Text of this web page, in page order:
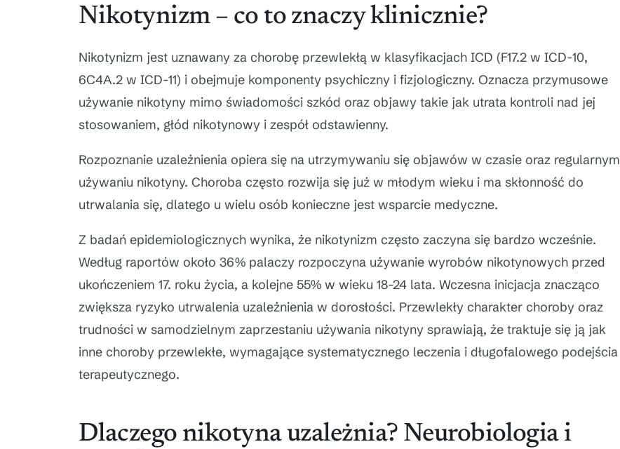
Nikotynizm – co to znaczy klinicznie?
Nikotynizm jest uznawany za chorobę przewlekłą w klasyfikacjach ICD (F17.2 w ICD-10,
6C4A.2 w ICD-11) i obejmuje komponenty psychiczny i fizjologiczny. Oznacza przymusowe
używanie nikotyny mimo świadomości szkód oraz objawy takie jak utrata kontroli nad jej
stosowaniem, głód nikotynowy i zespół odstawienny.
Rozpoznanie uzależnienia opiera się na utrzymywaniu się objawów w czasie oraz regularnym
używaniu nikotyny. Choroba często rozwija się już w młodym wieku i ma skłonność do
utrwalania się, dlatego u wielu osób konieczne jest wsparcie medyczne.
Z badań epidemiologicznych wynika, że nikotynizm często zaczyna się bardzo wcześnie.
Według raportów około 36% palaczy rozpoczyna używanie wyrobów nikotynowych przed
ukończeniem 17. roku życia, a kolejne 55% w wieku 18-24 lata. Wczesna inicjacja znacząco
zwiększa ryzyko utrwalenia uzależnienia w dorosłości. Przewlekły charakter choroby oraz
trudności w samodzielnym zaprzestaniu używania nikotyny sprawiają, że traktuje się ją jak
inne choroby przewlekłe, wymagające systematycznego leczenia i długofalowego podejścia
terapeutycznego.
Dlaczego nikotyna uzależnia? Neurobiologia i